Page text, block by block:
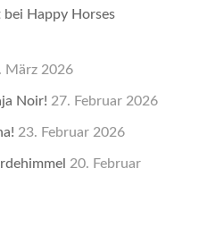
Happy Horses
März 2026
Noir! 27. Februar 2026
23. Februar 2026
20. Februar